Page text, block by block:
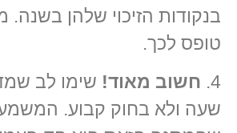
בנקודות הזיכוי שלהן בשנה.
טופס לכך.
4. חשוב מאוד! שימו לב
שעה ולא בחוק קבוע.